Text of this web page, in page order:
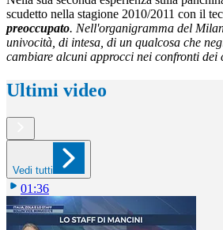
scudetto nella stagione 2010/2011 con il
preoccupato. Nell'organigramma del
univocità, di intesa, di un qualcosa che
cambiare alcuni approcci nei confronti
Ultimi video
Vedi tutti
01:36